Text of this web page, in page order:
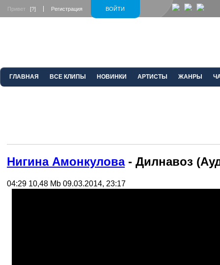
ВОЙТИ
Привет [?] Регистрация
ГЛАВНАЯ ВСЕ КЛИПЫ НОВИНКИ АРТИСТЫ ЖАНРЫ
Нигина Амонкулова- Дилнавоз
04:29 10,48 Mb 09.03.2014, 23:17